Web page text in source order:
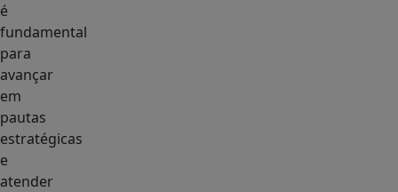
é
fundamental
para
avançar
em
pautas
estratégicas
e
atender